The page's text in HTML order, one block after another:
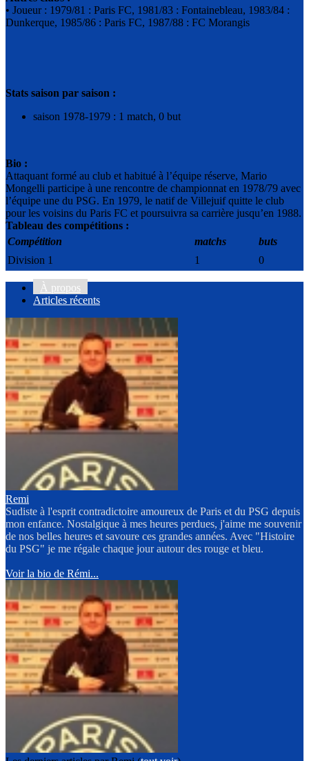
• Joueur : 1979/81 : Paris FC, 1981/83 : Fontainebleau, 1983/84 :
Dunkerque, 1985/86 : Paris FC, 1987/88 : FC Morangis
Stats saison par saison :
saison 1978-1979 : 1 match, 0 but
Bio :
Attaquant formé au club et habitué à l’équipe réserve, Mario
Mongelli participe à une rencontre de championnat en 1978/79 avec
l’équipe une du PSG. En 1979, le natif de Villejuif quitte le club
pour les voisins du Paris FC et poursuivra sa carrière jusqu’en 1988.
Tableau des compétitions :
Compétition
matchs
buts
Division 1
1 0
À propos
Articles récents
Remi
Sudiste à l'esprit contradictoire amoureux de Paris et du PSG depuis
mon enfance. Nostalgique à mes heures perdues, j'aime me souvenir
de nos belles heures et savoure ces grandes années. Avec "Histoire
du PSG" je me régale chaque jour autour des rouge et bleu.
Voir la bio de Rémi...